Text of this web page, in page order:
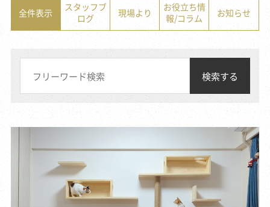
全件表示
スタッフブ
ログ
現場より
お役立ち情
報/コラム
お知らせ
検索する